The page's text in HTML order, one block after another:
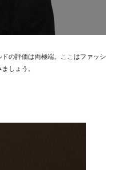
の評価は両極端。ここはファッシ
しょう。